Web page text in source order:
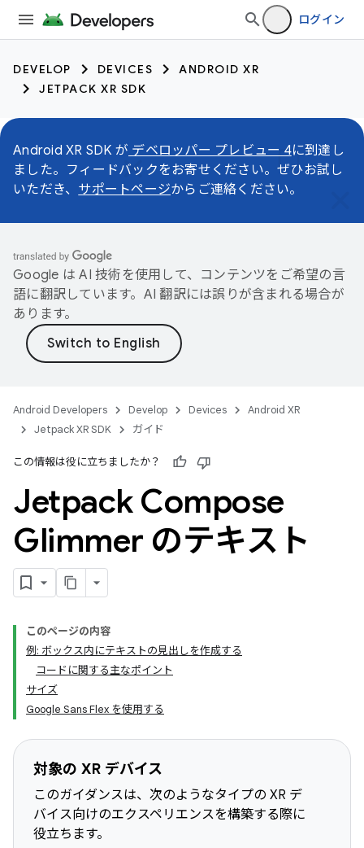
ログイン
DEVELOP DEVICES
ANDROID XR
JETPACK XR SDK
Android XR SDK が デベロッパー プレビュー 4に到達し
ました。フィードバックをお寄せください。ぜひお試し
いただき、 サポートページからご連絡ください。
Google は AI 技術を使用して、コンテンツをご希望の言
語に翻訳しています。AI 翻訳には誤りが含まれる場合が
あります。
Android Developers Develop Devices
Android XR
Jetpack XR SDK
ガイド
この情報は役に立ちましたか？
Jetpack Compose
Glimmer のテキスト
このページの内容
例: ボックス内にテキストの見出しを作成する
コードに関する主なポイント
サイズ
Google Sans Flex を使用する
対象の XR デバイス
このガイダンスは、次のようなタイプの XR デ
バイス向けのエクスペリエンスを構築する際に
役立ちます。